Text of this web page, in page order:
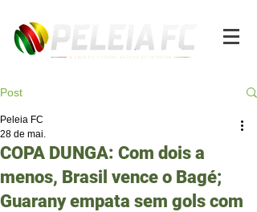
Post
COPA DUNGA: Com dois a
menos, Brasil vence o Bagé;
Guarany empata sem gols com
Peleia FC
28 de mai.